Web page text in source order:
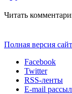
Читать
Полная версия
Facebook
Twitter
RSS-ленты
E-mail